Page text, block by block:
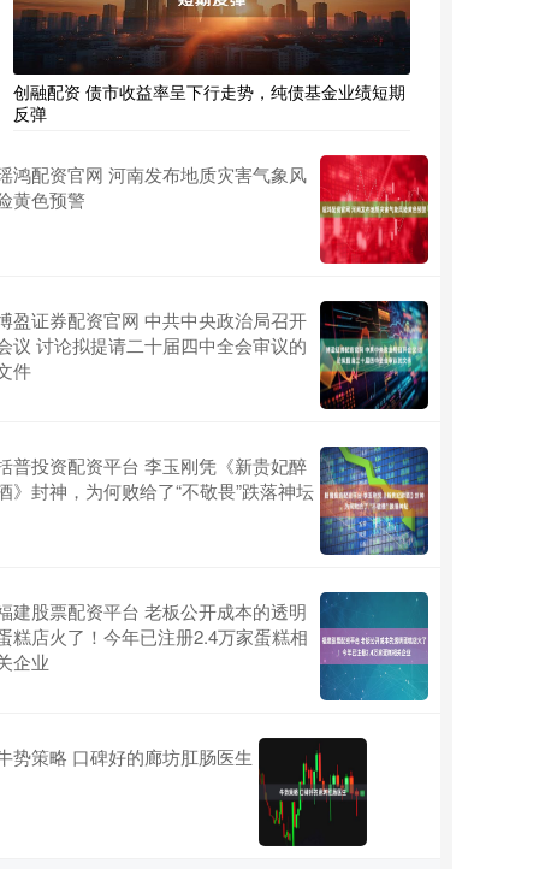
创融配资 债市收益率呈下行走势，纯债基金业绩短期
反弹
鸿配资官网 河南发布地质灾害气象风
黄色预警
盈证券配资官网 中共中央政治局召开
议 讨论拟提请二十届四中全会审议的
件
普投资配资平台 李玉刚凭《新贵妃醉
》封神，为何败给了“不敬畏”跌落神坛
建股票配资平台 老板公开成本的透明
糕店火了！今年已注册2.4万家蛋糕相
企业
势策略 口碑好的廊坊肛肠医生